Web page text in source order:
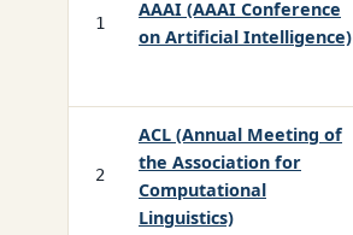
1
AAAI (AAAI Conference
on Artificial Intelligence)
2
ACL (Annual Meeting of
the Association for
Computational
Linguistics)